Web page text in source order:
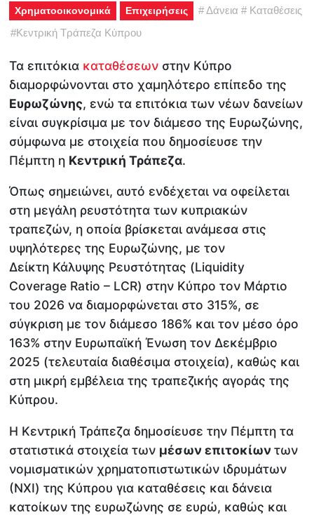
Χρηματοοικονομικά Επιχειρήσεις #Δάνεια # Καταθέσεις
#Κεντρική Τράπεζα Κύπρου
Τα επιτόκια καταθέσεων στην Κύπρο
διαμορφώνονται στο χαμηλότερο επίπεδο της
Ευρωζώνης, ενώ τα επιτόκια των νέων δανείων
είναι συγκρίσιμα με τον διάμεσο της Ευρωζώνης,
σύμφωνα με στοιχεία που δημοσίευσε την
Πέμπτη η Κεντρική Τράπεζα.
Όπως σημειώνει, αυτό ενδέχεται να οφείλεται
στη μεγάλη ρευστότητα των κυπριακών
τραπεζών, η οποία βρίσκεται ανάμεσα στις
υψηλότερες της Ευρωζώνης, με τον
Δείκτη Κάλυψης Ρευστότητας (Liquidity
Coverage Ratio – LCR) στην Κύπρο τον Μάρτιο
του 2026 να διαμορφώνεται στο 315%, σε
σύγκριση με τον διάμεσο 186% και τον μέσο όρο
163% στην Ευρωπαϊκή Ένωση τον Δεκέμβριο
2025 (τελευταία διαθέσιμα στοιχεία), καθώς και
στη μικρή εμβέλεια της τραπεζικής αγοράς της
Κύπρου.
Η Κεντρική Τράπεζα δημοσίευσε την Πέμπτη τα
στατιστικά στοιχεία των μέσων επιτοκίωντων
νομισματικών χρηματοπιστωτικών ιδρυμάτων
(ΝΧΙ) της Κύπρου για καταθέσεις και δάνεια
κατοίκων της ευρωζώνης σε ευρώ, καθώς και